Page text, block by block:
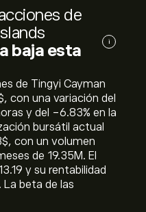
de
baja esta
i
de Tingyi Cayman
con una variación del
y del ‎-6.83‎% en la
bursátil actual
con un volumen
de 19.35M. El
y su rentabilidad
La beta de las